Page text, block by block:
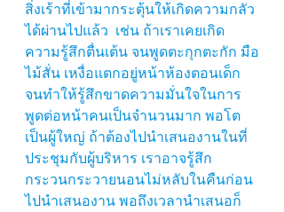
สิ่งเร้าที่เข้ามากระตุ้นให้เกิดความกลัว
ได้ผ่านไปแล้ว  เช่น ถ้าเราเคยเกิด
ความรู้สึกตื่นเต้น จนพูดตะกุกตะกัก มือ
ไม้สั่น เหงื่อแตกอยู่หน้าห้องตอนเด็ก
จนทำให้รู้สึกขาดความมั่นใจในการ
พูดต่อหน้าคนเป็นจำนวนมาก พอโต
เป็นผู้ใหญ่ ถ้าต้องไปนำเสนองานในที่
ประชุมกับผู้บริหาร เราอาจรู้สึก
กระวนกระวายนอนไม่หลับในคืนก่อน
ไปนำเสนองาน พอถึงเวลานำเสนอก็